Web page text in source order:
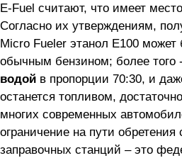
E-Fuel считают, что имеет
Согласно их утверждениям,
Micro Fueler этанол E100
обычным бензином; более того -
водой в пропорции 70:30, и
останется топливом,
многих современных
ограничение на пути обретения
заправочных станций – это